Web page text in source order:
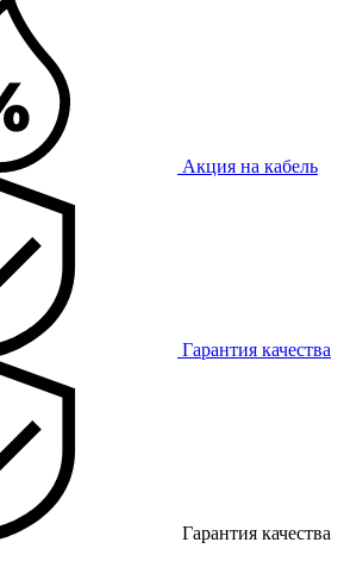
Акция на кабель
Гарантия качества
Гарантия качества